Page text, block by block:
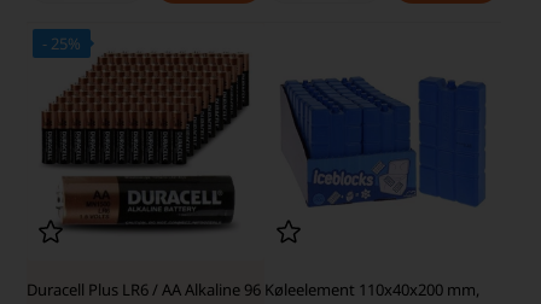
- 25%
Duracell Plus LR6 / AA Alkaline 96 Køleelement 110x40x200 mm,